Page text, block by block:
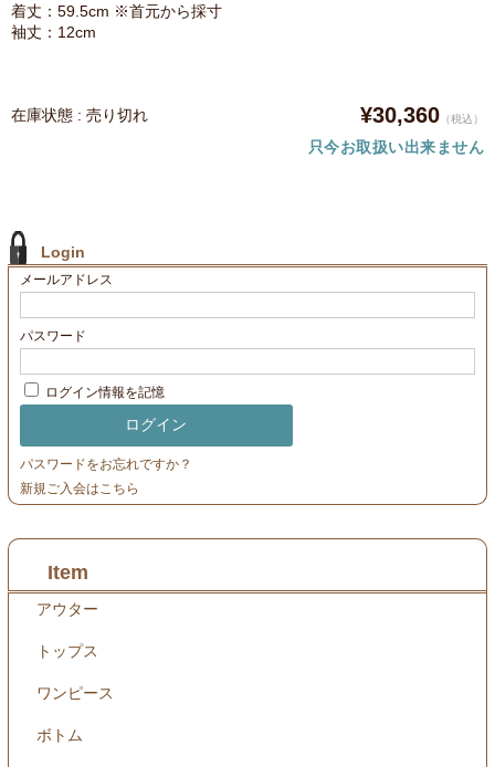
着丈：59.5cm ※首元から採寸
袖丈：12cm
在庫状態 : 売り切れ ¥30,360 （税込）
只今お取扱い出来ません
Login
メールアドレス
パスワード
ログイン情報を記憶
パスワードをお忘れですか？
新規ご入会はこちら
Item
アウター
トップス
ワンピース
ボトム